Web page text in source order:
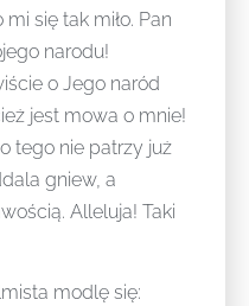
się tak miło. Pan
narodu!
o Jego naród
jest mowa o mnie!
tego nie patrzy już
gniew, a
Alleluja! Taki
modlę się: